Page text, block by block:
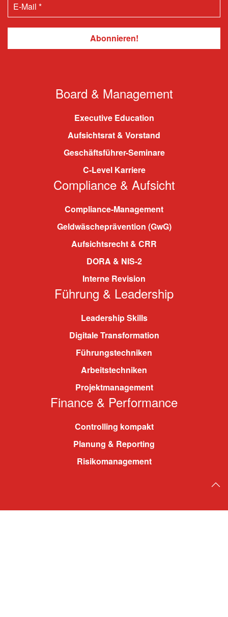
Board & Management
Executive Education
Aufsichtsrat & Vorstand
Geschäftsführer-Seminare
C-Level Karriere
Compliance & Aufsicht
Compliance-Management
Geldwäscheprävention (GwG)
Aufsichtsrecht & CRR
DORA & NIS-2
Interne Revision
Führung & Leadership
Leadership Skills
Digitale Transformation
Führungstechniken
Arbeitstechniken
Projektmanagement
Finance & Performance
Controlling kompakt
Planung & Reporting
Risikomanagement